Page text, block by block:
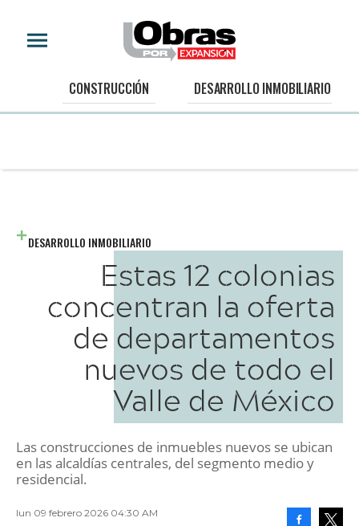
CONSTRUCCIÓN DESARROLLO INMOBILIARIO
DESARROLLO INMOBILIARIO
Estas 12 colonias
concentran la oferta
de departamentos
nuevos de todo el
Valle de México
Las construcciones de inmuebles nuevos se ubican
en las alcaldías centrales, del segmento medio y
residencial.
lun 09 febrero 2026 04:30 AM